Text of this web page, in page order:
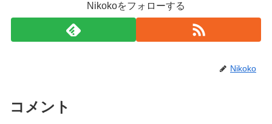
Nikokoをフォローする
Nikoko
コメント